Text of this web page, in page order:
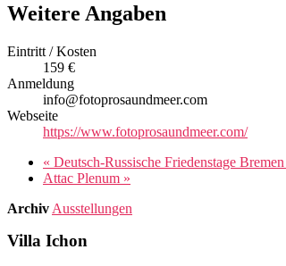
Weitere Angaben
Eintritt / Kosten
159 €
Anmeldung
info@fotoprosaundmeer.com
Webseite
https://www.fotoprosaundmeer.com/
« Deutsch-Russische Friedenstage
Attac Plenum »
Archiv Ausstellungen
Villa Ichon